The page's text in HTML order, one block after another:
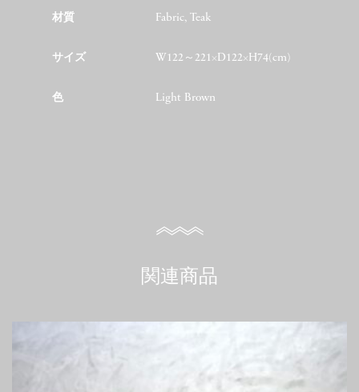
材質 Fabric, Teak
サイズ W122～221×D122×H74(cm)
色 Light Brown
関連商品